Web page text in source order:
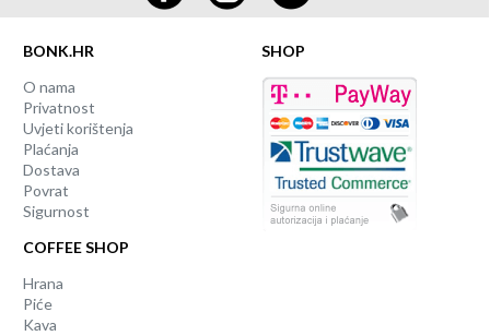
BONK.HR
O nama
Privatnost
Uvjeti korištenja
Plaćanja
Dostava
Povrat
Sigurnost
COFFEE SHOP
Hrana
Piće
Kava
SHOP